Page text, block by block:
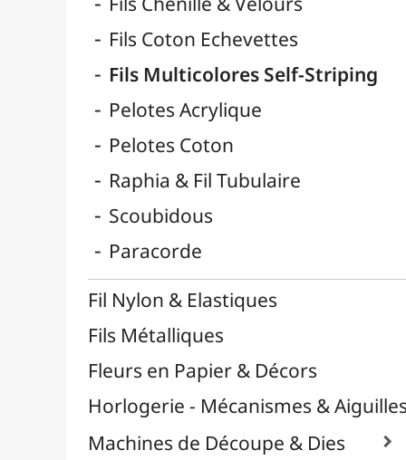
Poncage / Émeri
Quilling / Pliage
Sable, Strass & Paillettes 
Savons
Sublimation
Supports en Cercles
Washi Tape / Masking Tape
EFCOLOR - Émaux à Froid
Médiums, Vernis & Colles
Modelage / Sculpture
Peintures / Couleurs
Pinceaux & Outils
Supports Dessin & Peinture
Transport / Rangement